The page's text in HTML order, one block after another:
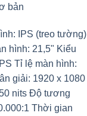
bản
IPS (treo tường)
hình: 21,5" Kiểu
Tỉ lệ màn hình:
giải: 1920 x 1080
nits Độ tương
Thời gian